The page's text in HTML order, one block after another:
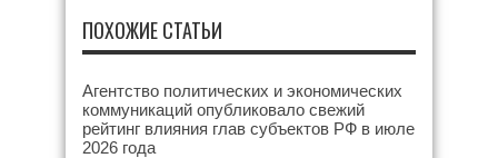
ПОХОЖИЕ СТАТЬИ
Агентство политических и экономических
коммуникаций опубликовало свежий
рейтинг влияния глав субъектов РФ в июле
2026 года